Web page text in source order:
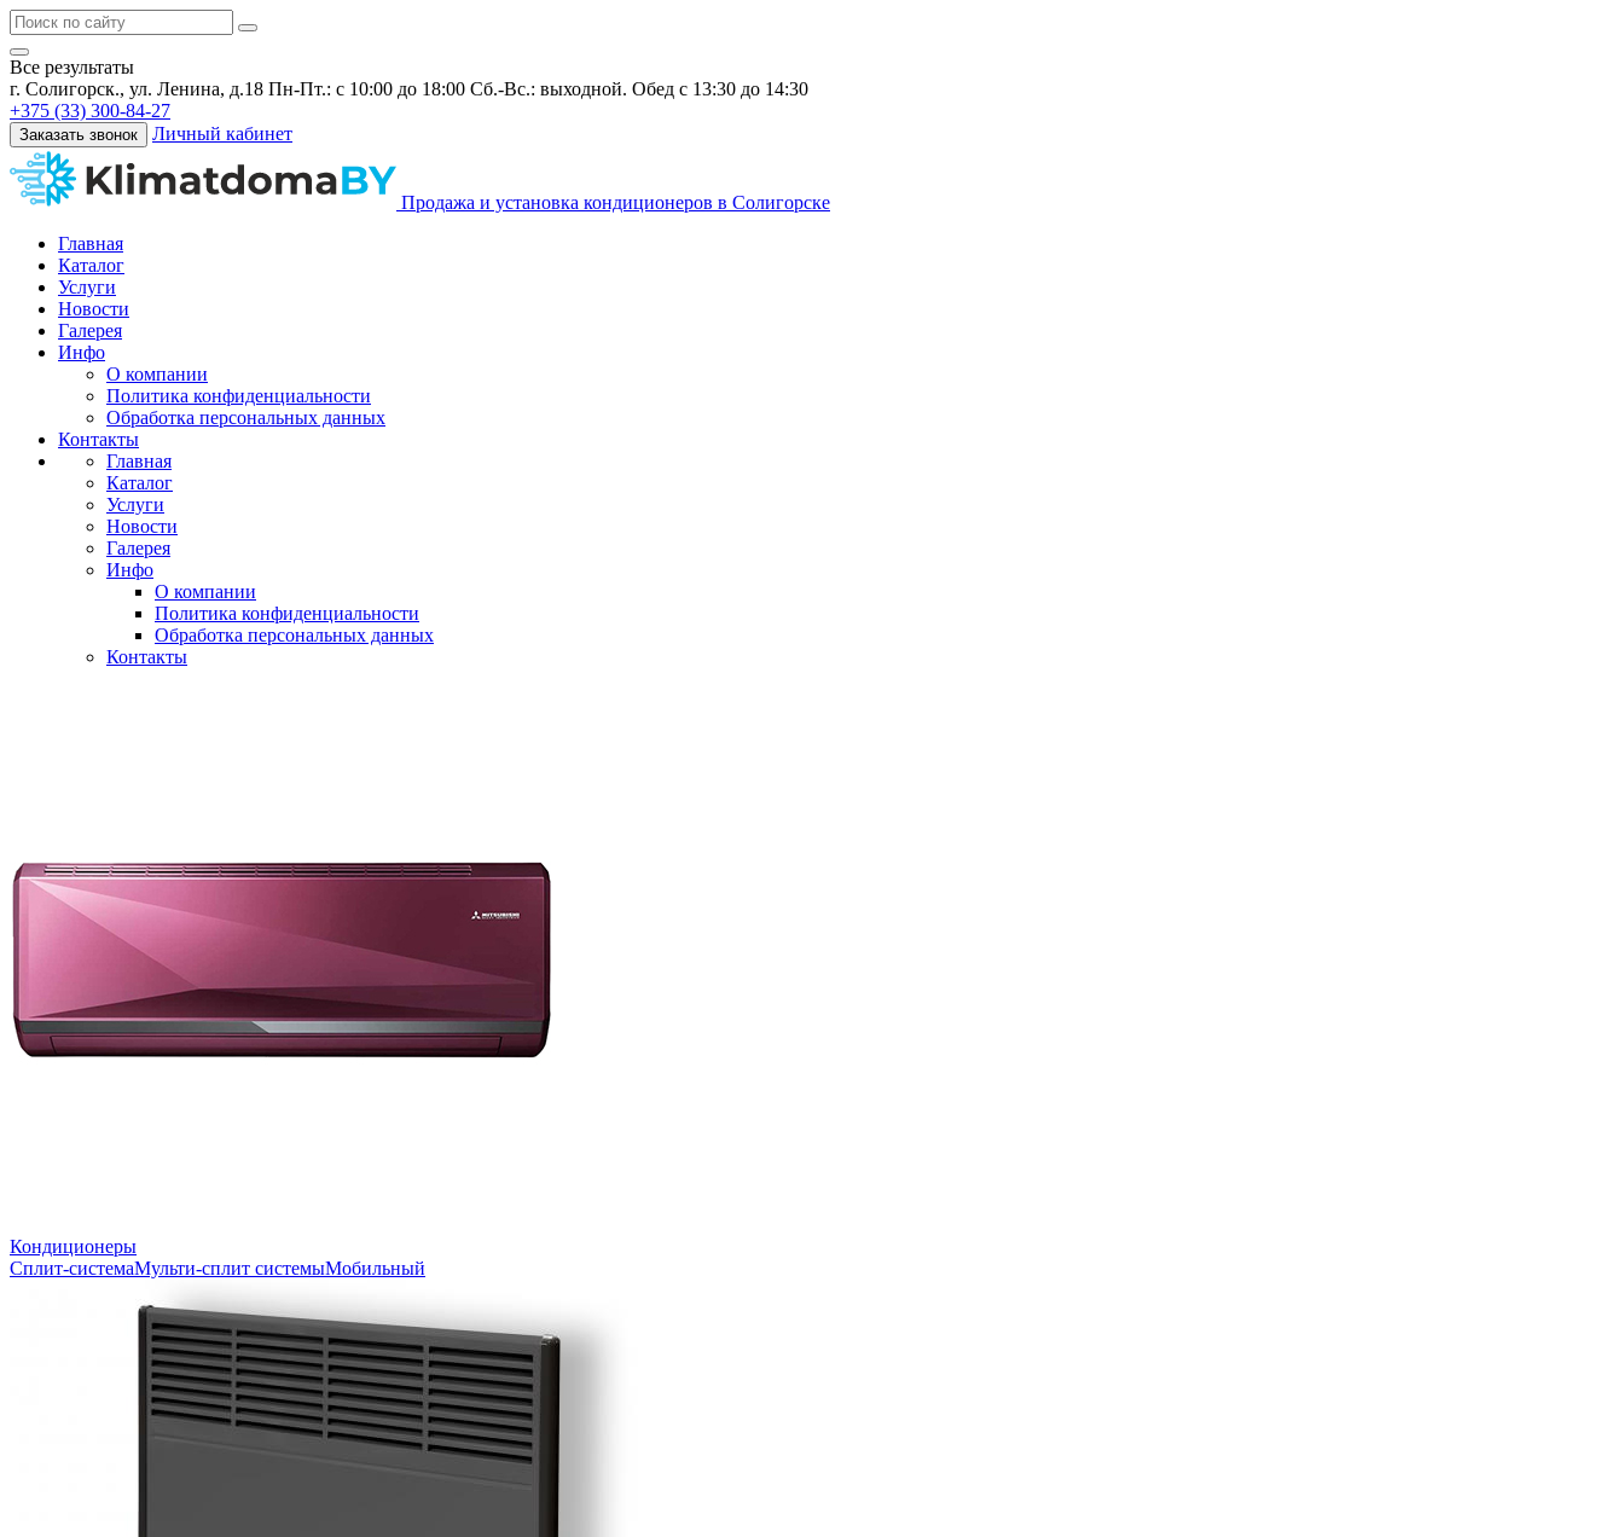
Все результаты
г. Солигорск., ул. Ленина, д.18 Пн-Пт.: с 10:00 до 18:00 Сб.-Вс.: выходной. Обед с 13:30 до 14:30
+375 (33) 300-84-27
Заказать звонок Личный кабинет
Продажа и установка кондиционеров в Солигорске
Главная
Каталог
Услуги
Новости
Галерея
Инфо
О компании
Политика конфиденциальности
Обработка персональных данных
Контакты
Главная
Каталог
Услуги
Новости
Галерея
Инфо
О компании
Политика конфиденциальности
Обработка персональных данных
Контакты
Кондиционеры
Сплит-системаМульти-сплит системыМобильный